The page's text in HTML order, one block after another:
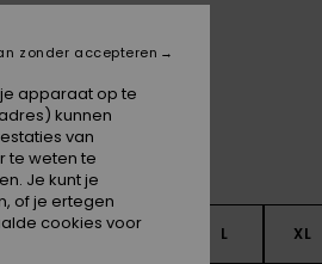
S L XL
apparaat op te
kunnen
van
te weten te
Je kunt je
of je ertegen
cookies voor
zonder accepteren